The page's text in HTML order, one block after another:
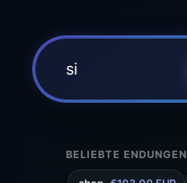
BELIEBTE ENDUNGEN